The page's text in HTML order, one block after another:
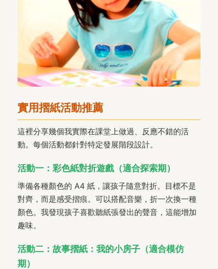
實用摺紙活動推薦
這裡分享幾個我實際在課堂上做過、反應不錯的活
動。每個活動都針對特定發展階段設計。
活動一：彩色紙對折遊戲（適合探索期）
準備各種顏色的 A4 紙，讓孩子隨意對折。目標不是
對齊，而是感受摺痕。可以搭配音樂，折一次換一種
顏色。我發現孩子喜歡聽紙張發出的聲音，這能增加
趣味。
活動二：故事摺紙：我的小房子（適合模仿
期）